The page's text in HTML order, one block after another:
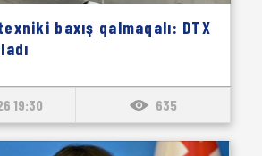
baxış qalmaqalı: DTX
19:30 635